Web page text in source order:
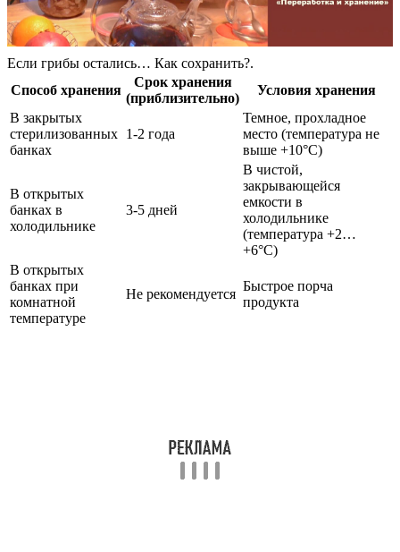
Если грибы остались… Как сохранить?.
Способ хранения
Срок хранения
(приблизительно)
Условия хранения
В закрытых
стерилизованных
банках
1-2 года
Темное, прохладное
место (температура не
выше +10°C)
В открытых
банках в
холодильнике
3-5 дней
В чистой,
закрывающейся
емкости в
холодильнике
(температура +2…
+6°C)
В открытых
банках при
комнатной
температуре
Не рекомендуется
Быстрое порча
продукта